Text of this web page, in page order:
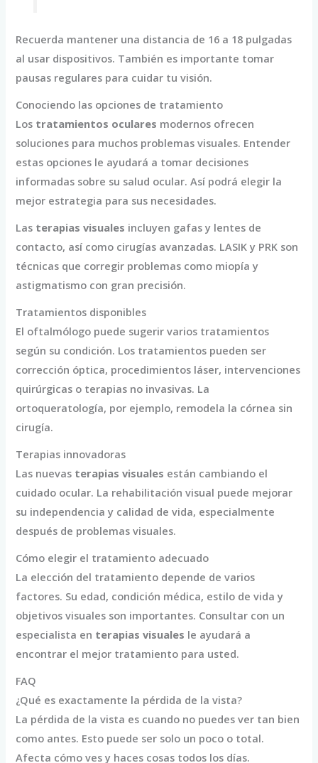
Recuerda mantener una distancia de 16 a 18 pulgadas
al usar dispositivos. También es importante tomar
pausas regulares para cuidar tu visión.
Conociendo las opciones de tratamiento
Los tratamientos oculares modernos ofrecen
soluciones para muchos problemas visuales. Entender
estas opciones le ayudará a tomar decisiones
informadas sobre su salud ocular. Así podrá elegir la
mejor estrategia para sus necesidades.
Las terapias visuales incluyen gafas y lentes de
contacto, así como cirugías avanzadas. LASIK y PRK son
técnicas que corregir problemas como miopía y
astigmatismo con gran precisión.
Tratamientos disponibles
El oftalmólogo puede sugerir varios tratamientos
según su condición. Los tratamientos pueden ser
corrección óptica, procedimientos láser, intervenciones
quirúrgicas o terapias no invasivas. La
ortoqueratología, por ejemplo, remodela la córnea sin
cirugía.
Terapias innovadoras
Las nuevas terapias visuales están cambiando el
cuidado ocular. La rehabilitación visual puede mejorar
su independencia y calidad de vida, especialmente
después de problemas visuales.
Cómo elegir el tratamiento adecuado
La elección del tratamiento depende de varios
factores. Su edad, condición médica, estilo de vida y
objetivos visuales son importantes. Consultar con un
especialista en terapias visuales le ayudará a
encontrar el mejor tratamiento para usted.
FAQ
¿Qué es exactamente la pérdida de la vista?
La pérdida de la vista es cuando no puedes ver tan bien
como antes. Esto puede ser solo un poco o total.
Afecta cómo ves y haces cosas todos los días.